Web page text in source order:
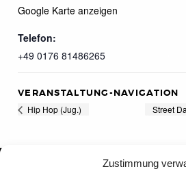
Zustimmung
Google Karte anzeigen
Telefon:
+49 0176 81486265
VERANSTALTUNG-NAVIGATION
Hip Hop (Jug.) Street